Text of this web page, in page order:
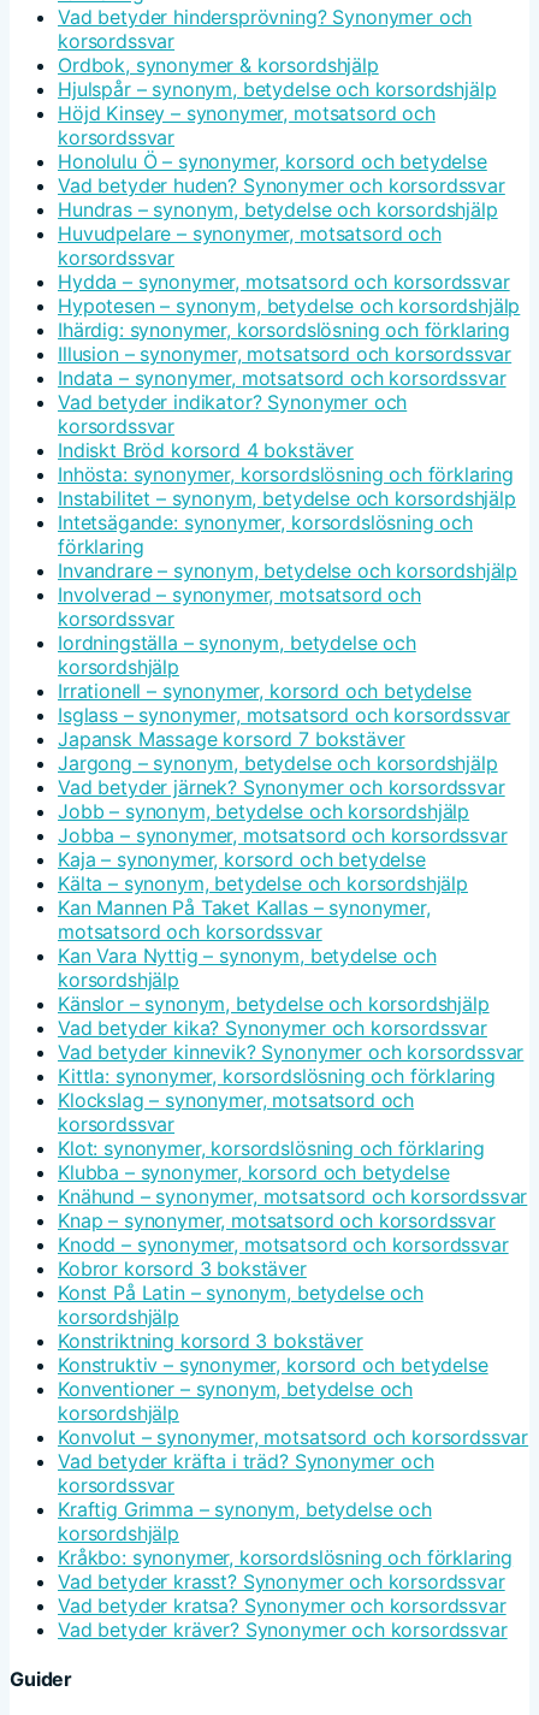
Vad betyder hindersprövning? Synonymer och
korsordssvar
Ordbok, synonymer & korsordshjälp
Hjulspår – synonym, betydelse och korsordshjälp
Höjd Kinsey – synonymer, motsatsord och
korsordssvar
Honolulu Ö – synonymer, korsord och betydelse
Vad betyder huden? Synonymer och korsordssvar
Hundras – synonym, betydelse och korsordshjälp
Huvudpelare – synonymer, motsatsord och
korsordssvar
Hydda – synonymer, motsatsord och korsordssvar
Hypotesen – synonym, betydelse och korsordshjälp
Ihärdig: synonymer, korsordslösning och förklaring
Illusion – synonymer, motsatsord och korsordssvar
Indata – synonymer, motsatsord och korsordssvar
Vad betyder indikator? Synonymer och
korsordssvar
Indiskt Bröd korsord 4 bokstäver
Inhösta: synonymer, korsordslösning och förklaring
Instabilitet – synonym, betydelse och korsordshjälp
Intetsägande: synonymer, korsordslösning och
förklaring
Invandrare – synonym, betydelse och korsordshjälp
Involverad – synonymer, motsatsord och
korsordssvar
Iordningställa – synonym, betydelse och
korsordshjälp
Irrationell – synonymer, korsord och betydelse
Isglass – synonymer, motsatsord och korsordssvar
Japansk Massage korsord 7 bokstäver
Jargong – synonym, betydelse och korsordshjälp
Vad betyder järnek? Synonymer och korsordssvar
Jobb – synonym, betydelse och korsordshjälp
Jobba – synonymer, motsatsord och korsordssvar
Kaja – synonymer, korsord och betydelse
Kälta – synonym, betydelse och korsordshjälp
Kan Mannen På Taket Kallas – synonymer,
motsatsord och korsordssvar
Kan Vara Nyttig – synonym, betydelse och
korsordshjälp
Känslor – synonym, betydelse och korsordshjälp
Vad betyder kika? Synonymer och korsordssvar
Vad betyder kinnevik? Synonymer och korsordssvar
Kittla: synonymer, korsordslösning och förklaring
Klockslag – synonymer, motsatsord och
korsordssvar
Klot: synonymer, korsordslösning och förklaring
Klubba – synonymer, korsord och betydelse
Knähund – synonymer, motsatsord och korsordssvar
Knap – synonymer, motsatsord och korsordssvar
Knodd – synonymer, motsatsord och korsordssvar
Kobror korsord 3 bokstäver
Konst På Latin – synonym, betydelse och
korsordshjälp
Konstriktning korsord 3 bokstäver
Konstruktiv – synonymer, korsord och betydelse
Konventioner – synonym, betydelse och
korsordshjälp
Konvolut – synonymer, motsatsord och korsordssvar
Vad betyder kräfta i träd? Synonymer och
korsordssvar
Kraftig Grimma – synonym, betydelse och
korsordshjälp
Kråkbo: synonymer, korsordslösning och förklaring
Vad betyder krasst? Synonymer och korsordssvar
Vad betyder kratsa? Synonymer och korsordssvar
Vad betyder kräver? Synonymer och korsordssvar
Guider